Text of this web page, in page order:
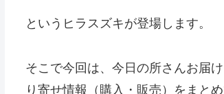
というヒラスズキが登場します。
そこで今回は、今日の所さんお届
り寄せ情報（購入・販売）をまと